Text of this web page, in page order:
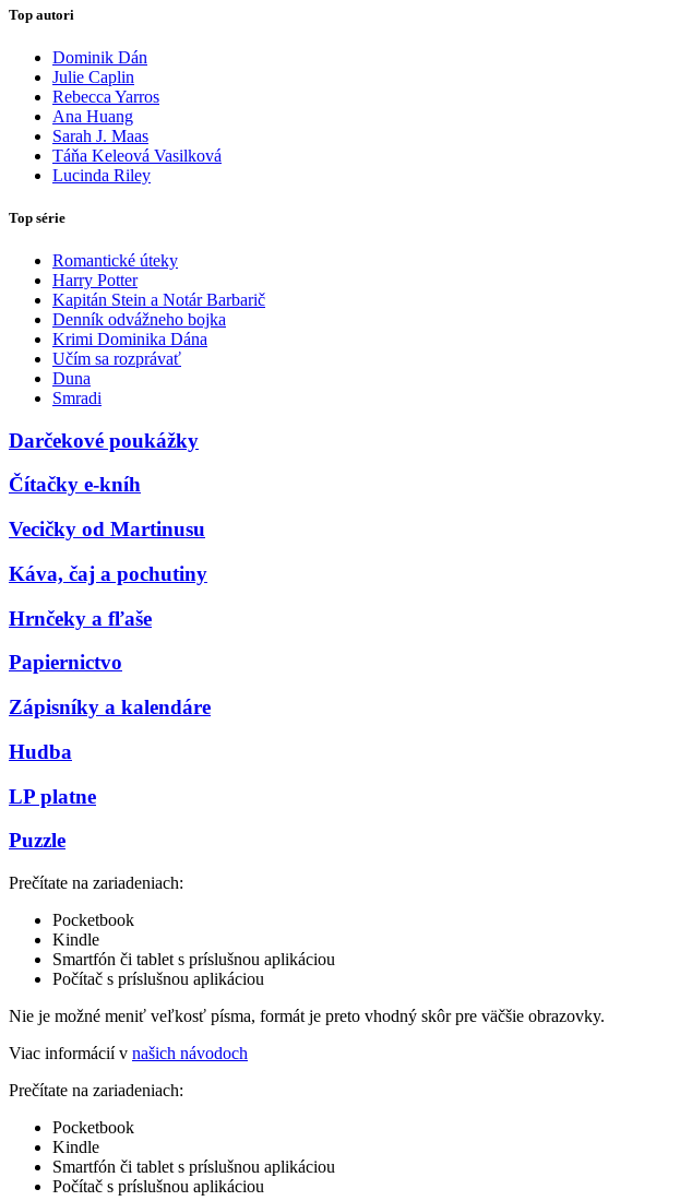
Top autori
Dominik Dán
Julie Caplin
Rebecca Yarros
Ana Huang
Sarah J. Maas
Táňa Keleová Vasilková
Lucinda Riley
Top série
Romantické úteky
Harry Potter
Kapitán Stein a Notár Barbarič
Denník odvážneho bojka
Krimi Dominika Dána
Učím sa rozprávať
Duna
Smradi
Darčekové poukážky
Čítačky e-kníh
Vecičky od Martinusu
Káva, čaj a pochutiny
Hrnčeky a fľaše
Papiernictvo
Zápisníky a kalendáre
Hudba
LP platne
Puzzle
Prečítate na zariadeniach:
Pocketbook
Kindle
Smartfón či tablet s príslušnou aplikáciou
Počítač s príslušnou aplikáciou
Nie je možné meniť veľkosť písma, formát je preto vhodný skôr pre väčšie obrazovky.
Viac informácií v našich návodoch
Prečítate na zariadeniach:
Pocketbook
Kindle
Smartfón či tablet s príslušnou aplikáciou
Počítač s príslušnou aplikáciou